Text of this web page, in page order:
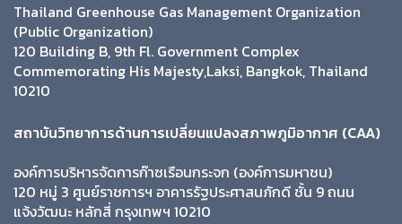
Thailand Greenhouse Gas Management Organization
(Public Organization)
120 Building B, 9th Fl. Government Complex
Commemorating His Majesty,Laksi, Bangkok, Thailand
10210
สถาบันวิทยาการด้านการเปลี่ยนแปลงสภาพภูมิอากาศ (CAA)
องค์การบริหารจัดการก๊าซเรือนกระจก (องค์การมหาชน)
120 หมู่ 3 ศูนย์ราชการฯ อาคารรัฐประศาสนภักดี ชั้น 9 ถนน
แจ้งวัฒนะ หลักสี่ กรุงเทพฯ 10210